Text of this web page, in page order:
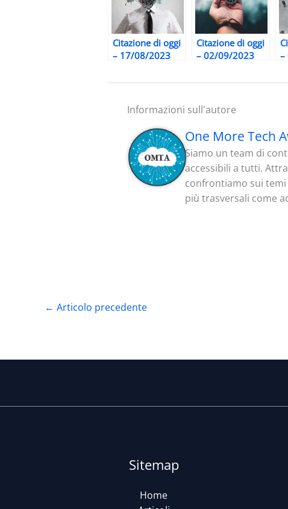
Citazione di oggi
– 17/08/2023
Citazione di oggi
– 02/09/2023
–
Informazioni sull'autore
One More Tech
Siamo un team di
accessibili a tutti.
confrontiamo sui temi
più trasversali come
← Articolo precedente
Sitemap
Home